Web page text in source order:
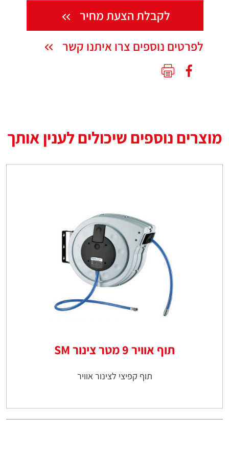
לקבלת הצעת מחיר
לפרטים נוספים צרו איתנו קשר
מוצרים נוספים שיכולים לענין אותך
תוף אוויר 9 מטר צינור SM
תוף קפיצי לצינור אוויר